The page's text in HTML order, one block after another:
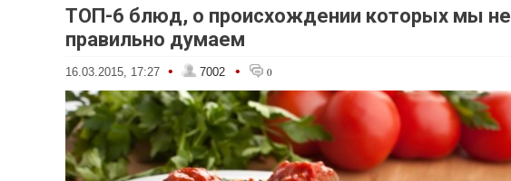
ТОП-6 блюд, о происхождении которых мы не
правильно думаем
16.03.2015, 17:27 • 7002 • 0